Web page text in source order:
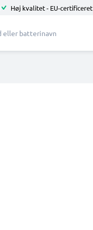
Høj kvalitet - EU-certificeret